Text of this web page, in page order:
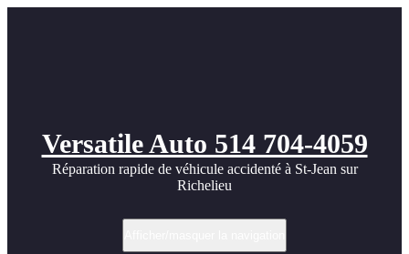
Versatile Auto 514 704-4059
Réparation rapide de véhicule accidenté à St-Jean sur
Richelieu